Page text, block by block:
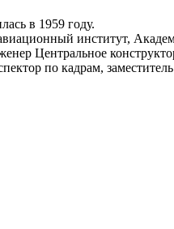
в 1959 году.
институт,
Центральное
по кадрам, заместитель